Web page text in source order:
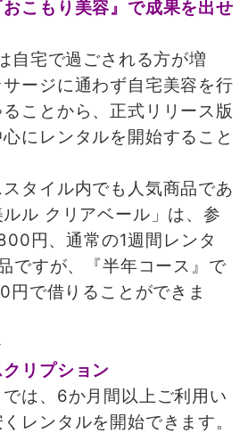
こもり美容』で成果を出せ
宅で過ごされる方が増
ージに通わず自宅美容を行
ことから、正式リリース版
にレンタルを開始すること
タイル内でも人気商品であ
ル クリアベール」は、参
円、通常の1週間レンタ
ですが、『半年コース』で
円で借りることができま
リプション
は、6か月間以上ご利用い
レンタルを開始できます。